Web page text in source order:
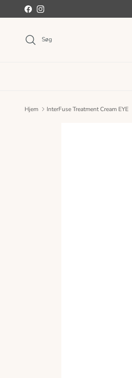
Spring til indhold
FacebookInstagram
Søg
Hjem InterFuse Treatment Cream EYE